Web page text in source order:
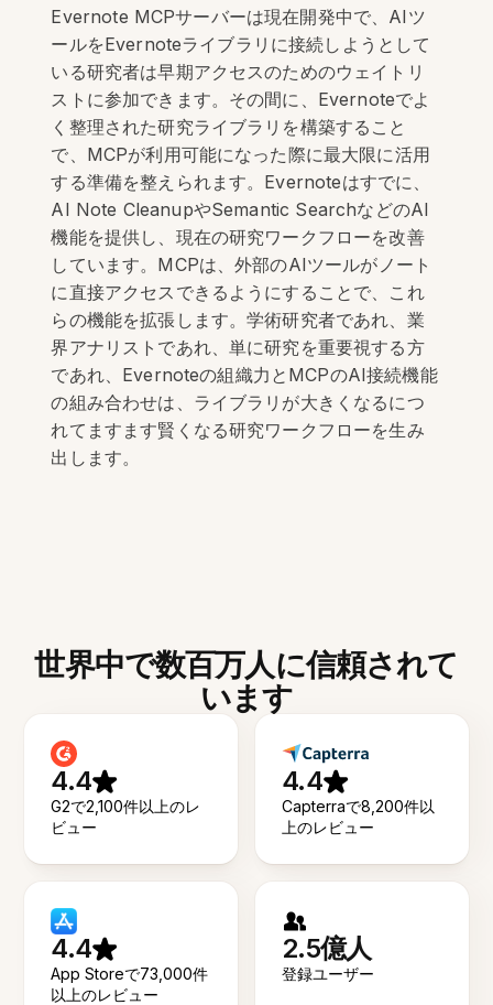
Evernote MCPサーバーは現在開発中で、AIツ
ールをEvernoteライブラリに接続しようとして
いる研究者は早期アクセスのためのウェイトリ
ストに参加できます。その間に、Evernoteでよ
く整理された研究ライブラリを構築すること
で、MCPが利用可能になった際に最大限に活用
する準備を整えられます。Evernoteはすでに、
AI Note CleanupやSemantic SearchなどのAI
機能を提供し、現在の研究ワークフローを改善
しています。MCPは、外部のAIツールがノート
に直接アクセスできるようにすることで、これ
らの機能を拡張します。学術研究者であれ、業
界アナリストであれ、単に研究を重要視する方
であれ、Evernoteの組織力とMCPのAI接続機能
の組み合わせは、ライブラリが大きくなるにつ
れてますます賢くなる研究ワークフローを生み
出します。
世界中で数百万人に信頼されて
います
4.4
G2で2,100件以上のレ
ビュー
4.4
Capterraで8,200件以
上のレビュー
4.4
App Storeで73,000件
以上のレビュー
2.5億人
登録ユーザー